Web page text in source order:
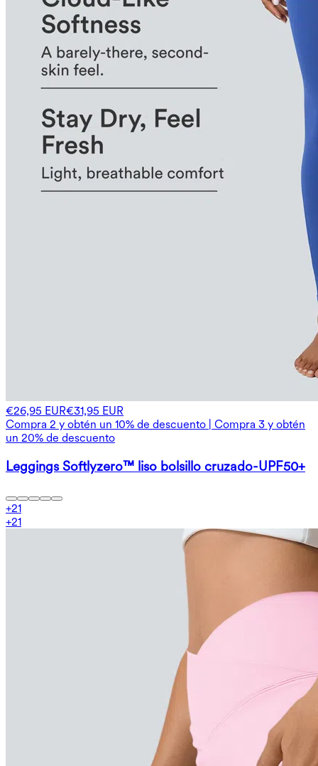
€26,95 EUR€31,95 EUR
Compra 2 y obtén un 10% de descuento | Compra 3 y obtén
un 20% de descuento
Leggings Softlyzero™ liso bolsillo cruzado-UPF50+
+21
+21